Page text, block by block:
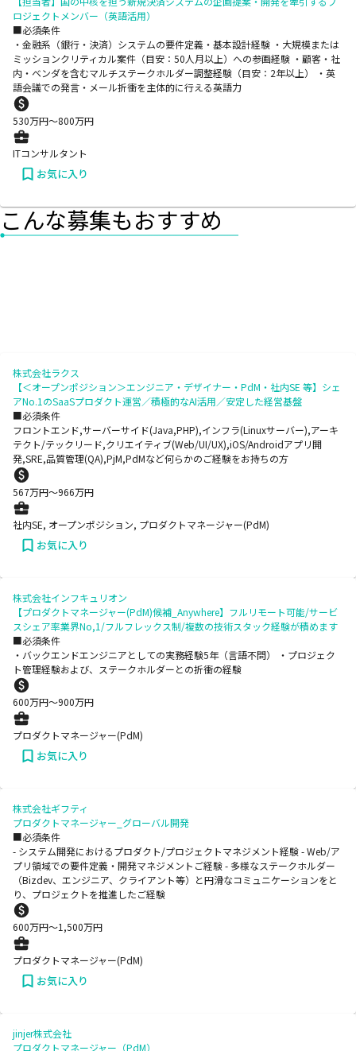
ロジェクトメンバー（英語活用）
■必須条件
・金融系（銀行・決済）システムの要件定義・基本設計経験 ・大規模または
ミッションクリティカル案件（目安：50人月以上）への参画経験 ・顧客・社
内・ベンダを含むマルチステークホルダー調整経験（目安：2年以上） ・英
語会議での発言・メール折衝を主体的に行える英語力
530万円〜800万円
ITコンサルタント
お気に入り
こんな募集もおすすめ
株式会社ラクス
【＜オープンポジション＞エンジニア・デザイナー・PdM・社内SE 等】シェ
アNo.1のSaaSプロダクト運営／積極的なAI活用／安定した経営基盤
■必須条件
フロントエンド,サーバーサイド(Java,PHP),インフラ(Linuxサーバー),アーキ
テクト/テックリード,クリエイティブ(Web/UI/UX),iOS/Androidアプリ開
発,SRE,品質管理(QA),PjM,PdMなど何らかのご経験をお持ちの方
567万円〜966万円
社内SE, オープンポジション, プロダクトマネージャー(PdM)
お気に入り
株式会社インフキュリオン
【プロダクトマネージャー(PdM)候補_Anywhere】フルリモート可能/サービ
スシェア率業界No,1/フルフレックス制/複数の技術スタック経験が積めます
■必須条件
・バックエンドエンジニアとしての実務経験5年（言語不問） ・プロジェク
ト管理経験および、ステークホルダーとの折衝の経験
600万円〜900万円
プロダクトマネージャー(PdM)
お気に入り
株式会社ギフティ
プロダクトマネージャー_グローバル開発
■必須条件
- システム開発におけるプロダクト/プロジェクトマネジメント経験 - Web/ア
プリ領域での要件定義・開発マネジメントご経験 - 多様なステークホルダー
（Bizdev、エンジニア、クライアント等）と円滑なコミュニケーションをと
り、プロジェクトを推進したご経験
600万円〜1,500万円
プロダクトマネージャー(PdM)
お気に入り
jinjer株式会社
プロダクトマネージャー（PdM）